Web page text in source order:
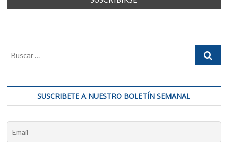
SUSCRIBETE A NUESTRO BOLETÍN SEMANAL